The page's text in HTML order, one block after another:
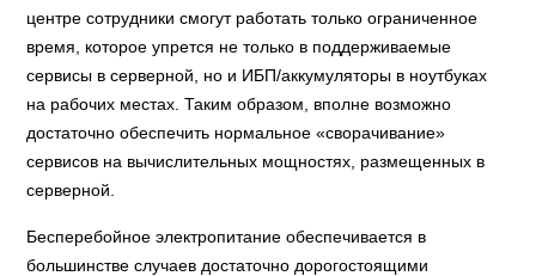
центре сотрудники смогут работать только ограниченное
время, которое упрется не только в поддерживаемые
сервисы в серверной, но и ИБП/аккумуляторы в ноутбуках
на рабочих местах. Таким образом, вполне возможно
достаточно обеспечить нормальное «сворачивание»
сервисов на вычислительных мощностях, размещенных в
серверной.
Бесперебойное электропитание обеспечивается в
большинстве случаев достаточно дорогостоящими